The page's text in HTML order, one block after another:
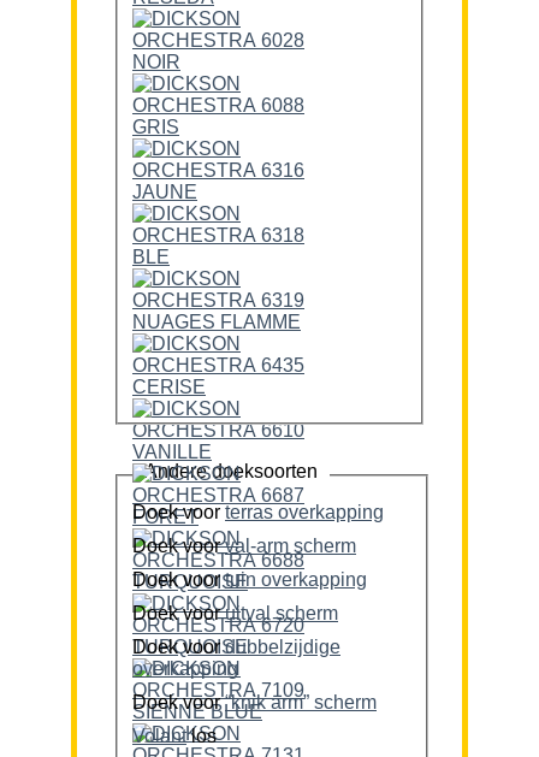
Andere doeksoorten
Doek voor terras overkapping
Doek voor
val-arm scherm
Doek voor
tuin overkapping
Doek voor
uitval scherm
Doek voordubbelzijdige
overkapping
Doek voor
“knik arm” scherm
Volantlos